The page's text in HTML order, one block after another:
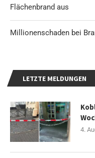
Flächenbrand aus
Millionenschaden bei
LETZTE MELDUNGEN
4.